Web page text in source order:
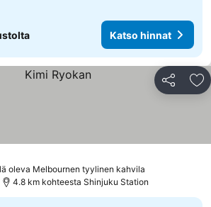
Katso hinnat
Jaa
oleva Melbournen tyylinen kahvila
hinnat
4.8 km kohteesta Shinjuku Station